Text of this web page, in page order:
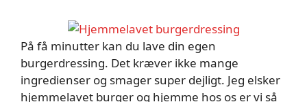
På få minutter kan du lave din egen
burgerdressing. Det kræver ikke mange
ingredienser og smager super dejligt. Jeg elsker
hjemmelavet burger og hjemme hos os er vi så